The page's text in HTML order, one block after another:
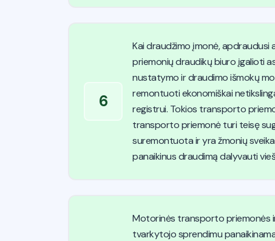
6
Kai draudžimo įmonė,
priemonių draudikų biuro įgalioti
nustatymo ir draudimo išmokų
remontuoti ekonomiškai
registrui. Tokios transporto
transporto priemonė turi teisę
suremontuota ir yra žmonių
panaikinus draudimą dalyvauti
Motorinės transporto priemonės
tvarkytojo sprendimu